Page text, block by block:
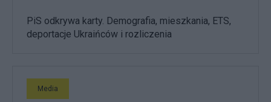
PiS odkrywa karty. Demografia, mieszkania, ETS,
deportacje Ukraińców i rozliczenia
Media